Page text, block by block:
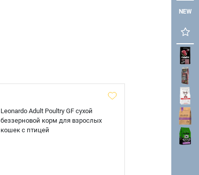
NEW
Leonardo Adult Poultry GF сухой
беззерновой корм для взрослых
кошек с птицей
AlphaPet
взрослых собак
говядиной и